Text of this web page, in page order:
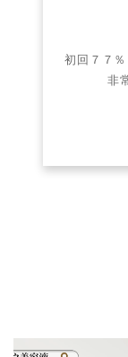
初回７７
非